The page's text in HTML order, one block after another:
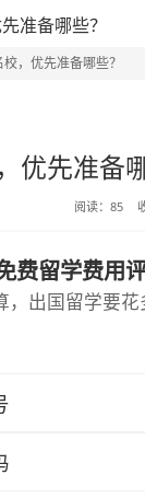
准备哪些？
，优先准备哪些？
优先准备
阅读： 85
费留学费用
，出国留学要花